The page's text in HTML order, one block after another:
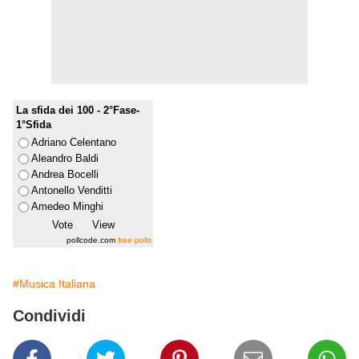
La sfida dei 100 - 2°Fase-
1°Sfida
Adriano Celentano
Aleandro Baldi
Andrea Bocelli
Antonello Venditti
Amedeo Minghi
pollcode.com free polls
#Musica Italiana
Condividi